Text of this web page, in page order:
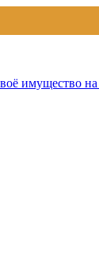
имущество